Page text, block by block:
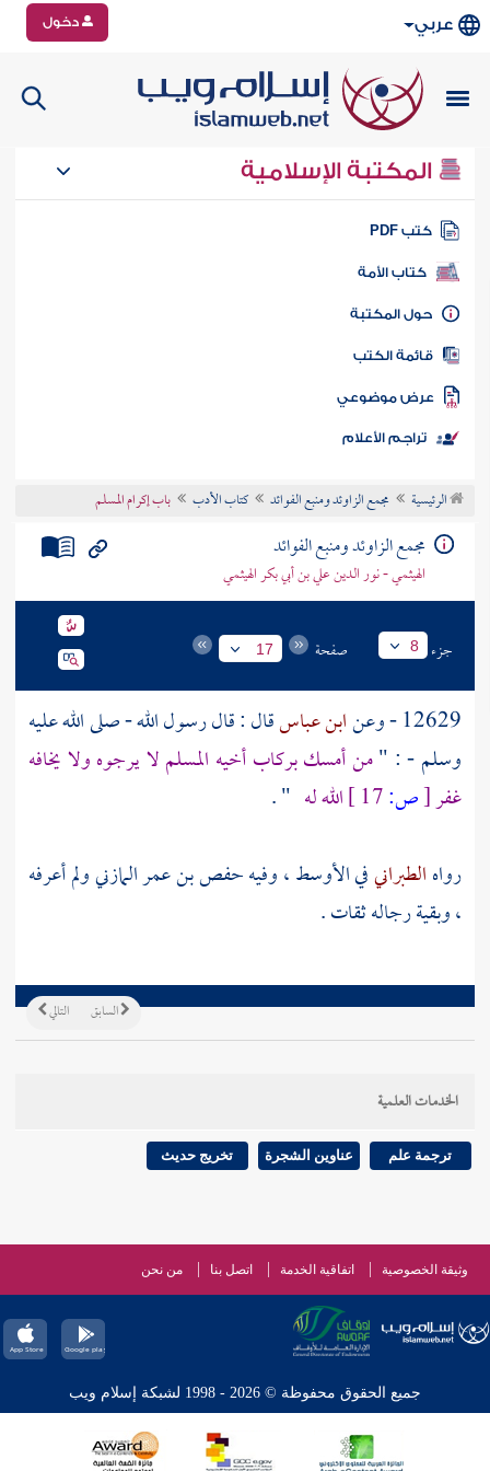
عربي دخول
المكتبة الإسلامية
كتب PDF
كتاب الأمة
المكتبة
الكتب
موضوعي
تراجم الأعلام
الرئيسية مجمع الزاوئد ومنبع الفوائد كتاب الأدب باب إكرام المسلم
مجمع الزاوئد ومنبع الفوائد
الهيثمي - نور الدين علي بن أبي بكر الهيثمي
جزء 8 صفحة 17
12629 - وعن ابن عباسقال : قال رسول الله - صلى الله عليه
وسلم - : "من أمسك بركاب أخيه المسلم لا يرجوه ولا يخافه
غفر[ص: الله له " .
رواهالطبرانيفي الأوسط ، وفيهحفص بن عمر المازنيولم أعرفه
، وبقية رجاله ثقات .
التالي السابق
الخدمات العلمية
ترجمة علم عناوين الشجرة تخريج حديث
وثيقة الخصوصية اتفاقية الخدمة اتصل بنا من نحن
جميع الحقوق محفوظة © 2026 - 1998 لشبكة إسلام ويب